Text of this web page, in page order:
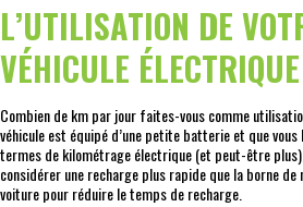
L’UTILISATION DE
VÉHICULE ÉLECTRIQUE
Combien de km par jour faites-vous comme
véhicule est équipé d’une petite batterie et que
termes de kilométrage électrique (et peut-être
considérer une recharge plus rapide que la borne de
voiture pour réduire le temps de recharge.